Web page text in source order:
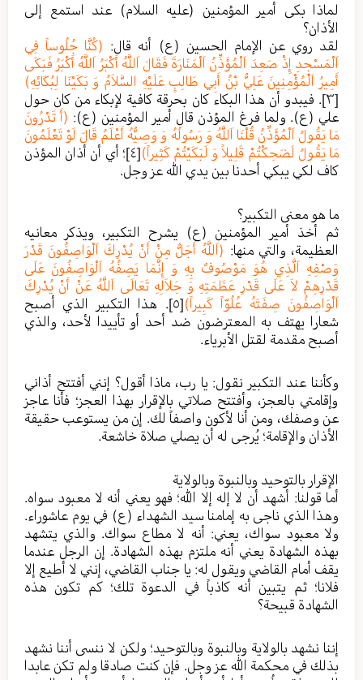
لماذا بكى أمير المؤمنين (عليه السلام) عند استمع إلى
الأذان؟
لقد روي عن الإمام الحسين (ع) أنه قال: (كُنَّا جُلُوساً فِي
اَلْمَسْجِدِ إِذْ صَعِدَ اَلْمُؤَذِّنُ اَلْمَنَارَةَ فَقَالَ اَللَّهُ أَكْبَرُ اَللَّهُ أَكْبَرُ فَبَكَى
أَمِيرُ اَلْمُؤْمِنِينَ عَلِيُّ بْنُ أَبِي طَالِبٍ عَلَيْهِ السَّلاَمُ وَ بَكَيْنَا لِبُكَائِهِ)
[٣]
. فيبدو أن هذا البكاء كان بحرقة كافية لإبكاء من كان حول
علي (ع). ولما فرغ المؤذن قال أمير المؤمنين (ع): (أَ تَدْرُونَ
مَا يَقُولُ اَلْمُؤَذِّنُ قُلْنَا اَللَّهُ وَ رَسُولُهُ وَ وَصِيُّهُ أَعْلَمُ قَالَ لَوْ تَعْلَمُونَ
مَا يَقُولُ لَضَحِكْتُمْ قَلِيلاً وَ لَبَكَيْتُمْ كَثِيراً)[٤]
؛ أي أن أذان المؤذن
كاف لكي يبكي أحدنا بين يدي الله عز وجل.
ما هو معنى التكبير؟
ثم أخذ أمير المؤمنين (ع) يشرح التكبير، ويذكر معانيه
العظيمة، والتي منها: (اَللَّهُ أَجَلُّ مِنْ أَنْ يُدْرِكَ اَلْوَاصِفُونَ قَدْرَ
وَصْفِهِ اَلَّذِي هُوَ مَوْصُوفٌ بِهِ وَ إِنَّمَا يَصِفُهُ اَلْوَاصِفُونَ عَلَى
قَدْرِهِمْ لاَ عَلَى قَدْرِ عَظَمَتِهِ وَ جَلاَلِهِ تَعَالَى اَللَّهُ عَنْ أَنْ يُدْرِكَ
اَلْوَاصِفُونَ صِفَتَهُ عُلُوّاً كَبِيراً)[٥]
. هذا التكبير الذي أصبح
شعارا يهتف به المعترضون ضد أحد أو تأييدا لأحد، والذي
أصبح مقدمة لقتل الأبرياء.
وكأننا عند التكبير نقول: يا رب، ماذا أقول؟ إنني أفتتح أذاني
وإقامتي بالعجز، وأفتتح صلاتي بالإقرار بهذا العجز؛ فأنا عاجز
عن وصفك، ومن أنا لأكون واصفاً لك. إن من يستوعب حقيقة
الأذان والإقامة؛ يُرجى له أن يصلي صلاة خاشعة.
الإقرار بالتوحيد وبالنبوة وبالولاية
أما قولنا: أشهد أن لا إله إلا الله؛ فهو يعني أنه لا معبود سواه.
وهذا الذي ناجى به إمامنا سيد الشهداء (ع) في يوم عاشوراء.
ولا معبود سواك، يعني: أنه لا مطاع سواك. والذي يتشهد
بهذه الشهادة يعني أنه ملتزم بهذه الشهادة. إن الرجل عندما
يقف أمام القاضي ويقول له: يا جناب القاضي، إنني لا أطيع إلا
فلانا؛ ثم يتبين أنه كاذباً في الدعوة تلك؛ كم تكون هذه
الشهادة قبيحة؟
إننا نشهد بالولاية وبالنبوة وبالتوحيد؛ ولكن لا ننسى أننا نشهد
بذلك في محكمة الله عز وجل. فإن كنت صادقا ولم تكن عابدا